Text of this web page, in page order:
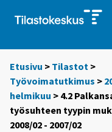
Etusivu > Tilastot >
Työvoimatutkimus >
helmikuu > 4.2
työsuhteen tyypin
2008/02 - 2007/02